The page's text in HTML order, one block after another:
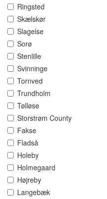
Ringsted
Skælskør
Slagelse
Sorø
Stenlille
Svinninge
Tornved
Trundholm
Tølløse
Storstrøm County
Fakse
Fladså
Holeby
Holmegaard
Højreby
Langebæk